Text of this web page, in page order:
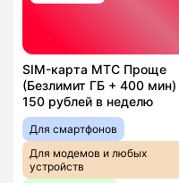
SIM-карта МТС Проще
(Безлимит ГБ + 400 мин)
150 рублей в неделю
Для смартфонов
Для модемов и любых
устройств